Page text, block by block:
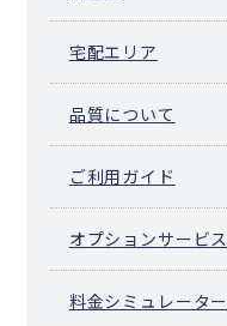
宅配エリア
品質について
ご利用ガイド
オプションサービス
料金シミュレーター